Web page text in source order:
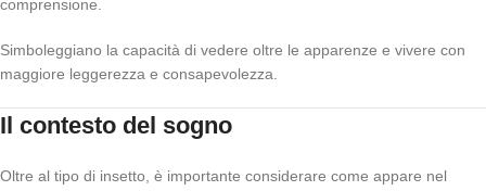
comprensione.
Simboleggiano la capacità di vedere oltre le apparenze e vivere con
maggiore leggerezza e consapevolezza.
Il contesto del sogno
Oltre al tipo di insetto, è importante considerare come appare nel